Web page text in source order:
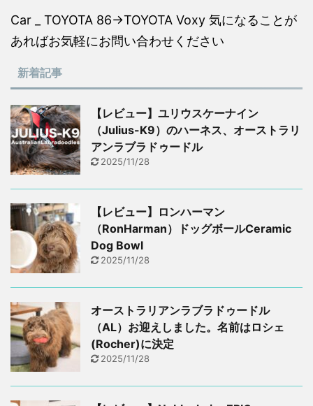
Car _ TOYOTA 86→TOYOTA Voxy 気になることが
あればお気軽にお問い合わせください
新着記事
【レビュー】ユリウスケーナイン
（Julius-K9）のハーネス、オーストラリ
アンラブラドゥードル
2025/11/28
【レビュー】ロンハーマン
（RonHarman）ドッグボールCeramic
Dog Bowl
2025/11/28
オーストラリアンラブラドゥードル
（AL）お迎えしました。名前はロシェ
(Rocher)に決定
2025/11/28